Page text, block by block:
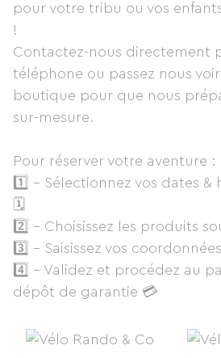
pour votre tribu ou vos
!
Contactez-nous directement
téléphone ou passez nous
boutique pour que nous
sur-mesure.
Pour réserver votre aventure :
1️⃣ - Sélectionnez vos dates &
🗓
2️⃣ - Choisissez les produits
3️⃣ - Saisissez vos
4️⃣ - Validez et procédez au
dépôt de garantie 💳